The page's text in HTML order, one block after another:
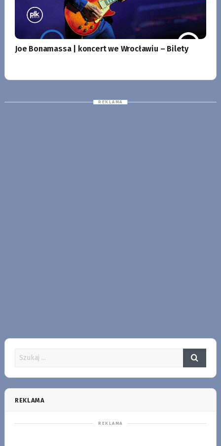
Joe Bonamassa | koncert we Wrocławiu – Bilety
REKLAMA